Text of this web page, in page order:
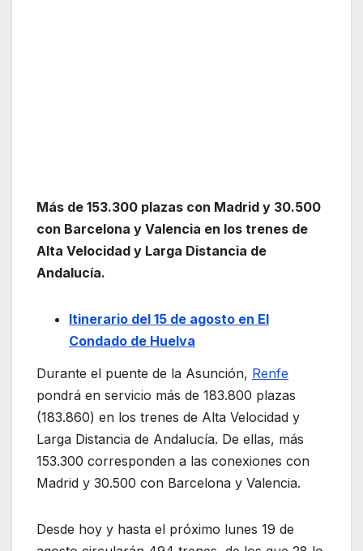
Más de 153.300 plazas con Madrid y 30.500
con Barcelona y Valencia en los trenes de
Alta Velocidad y Larga Distancia de
Andalucía.
Itinerario del 15 de agosto en El
Condado de Huelva
Durante el puente de la Asunción, Renfe
pondrá en servicio más de 183.800 plazas
(183.860) en los trenes de Alta Velocidad y
Larga Distancia de Andalucía. De ellas, más
153.300 corresponden a las conexiones con
Madrid y 30.500 con Barcelona y Valencia.
Desde hoy y hasta el próximo lunes 19 de